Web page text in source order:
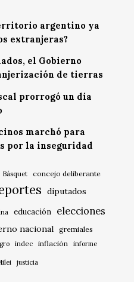
argentino ya
extranjeras?
el Gobierno
de tierras
prorrogó un día
marchó para
por la inseguridad
Básquet concejo deliberante
diputados
educación elecciones
nacional gremiales
indec inflación informe
justicia